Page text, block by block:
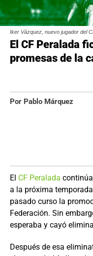
Iker Vázquez, nuevo jugador del
El CF Peralada
promesas de la
El CF Peralada
a la próxima
pasado curso la
Federación. Sin
esperaba y cayó
Después de esa
Por Pablo Márquez